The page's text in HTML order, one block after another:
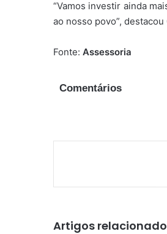
“Vamos investir ainda
ao nosso povo”,
Fonte: Assessoria
Comentários
Artigos